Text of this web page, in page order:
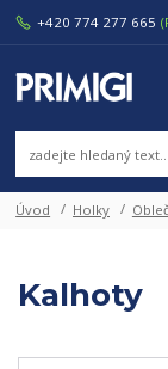
+420 774 277 665
Úvod Holky
Kalhoty